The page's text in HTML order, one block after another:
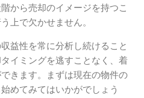
から売却のイメージを持つこ
上で欠かせません。
益性を常に分析し続けること
イミングを逃すことなく、着
きます。まずは現在の物件の
めてみてはいかがでしょう